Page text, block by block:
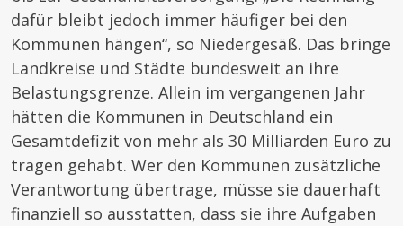
dafür bleibt jedoch immer häufiger bei den
Kommunen hängen“, so Niedergesäß. Das bringe
Landkreise und Städte bundesweit an ihre
Belastungsgrenze. Allein im vergangenen Jahr
hätten die Kommunen in Deutschland ein
Gesamtdefizit von mehr als 30 Milliarden Euro zu
tragen gehabt. Wer den Kommunen zusätzliche
Verantwortung übertrage, müsse sie dauerhaft
finanziell so ausstatten, dass sie ihre Aufgaben